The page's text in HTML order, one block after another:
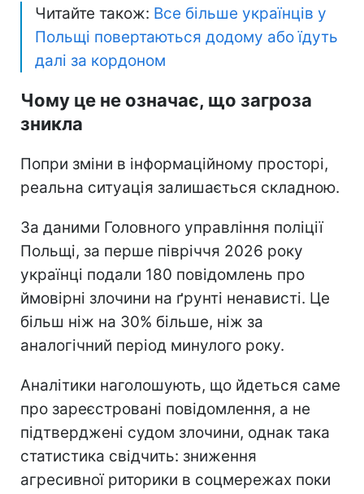
Читайте також: Все більше українців у
Польщі повертаються додому або їдуть
далі за кордоном
Чому це не означає, що загроза
зникла
Попри зміни в інформаційному просторі,
реальна ситуація залишається складною.
За даними Головного управління поліції
Польщі, за перше півріччя 2026 року
українці подали 180 повідомлень про
ймовірні злочини на ґрунті ненависті. Це
більш ніж на 30% більше, ніж за
аналогічний період минулого року.
Аналітики наголошують, що йдеться саме
про зареєстровані повідомлення, а не
підтверджені судом злочини, однак така
статистика свідчить: зниження
агресивної риторики в соцмережах поки